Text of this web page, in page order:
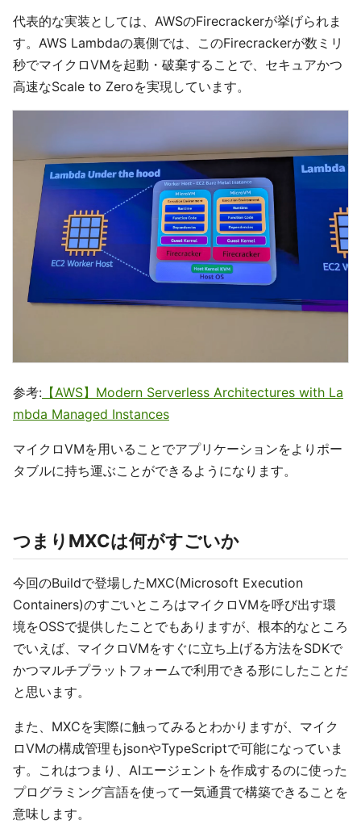
代表的な実装としては、AWSのFirecrackerが挙げられま
す。AWS Lambdaの裏側では、このFirecrackerが数ミリ
秒でマイクロVMを起動・破棄することで、セキュアかつ
高速なScale to Zeroを実現しています。
参考: 【AWS】Modern Serverless Architectures with La
mbda Managed Instances
マイクロVMを用いることでアプリケーションをよりポー
タブルに持ち運ぶことができるようになります。
つまりMXCは何がすごいか
今回のBuildで登場したMXC(Microsoft Execution
Containers)のすごいところはマイクロVMを呼び出す環
境をOSSで提供したことでもありますが、根本的なところ
でいえば、マイクロVMをすぐに立ち上げる方法をSDKで
かつマルチプラットフォームで利用できる形にしたことだ
と思います。
また、MXCを実際に触ってみるとわかりますが、マイク
ロVMの構成管理もjsonやTypeScriptで可能になっていま
す。これはつまり、AIエージェントを作成するのに使った
プログラミング言語を使って一気通貫で構築できることを
意味します。